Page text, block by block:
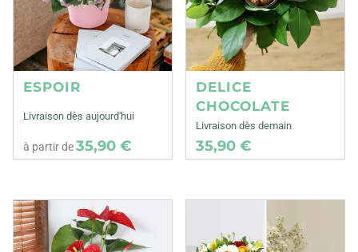
ESPOIR
Livraison dès aujourd'hui
à partir de35,90 €
DELICE
CHOCOLATE
Livraison dès demain
35,90 €